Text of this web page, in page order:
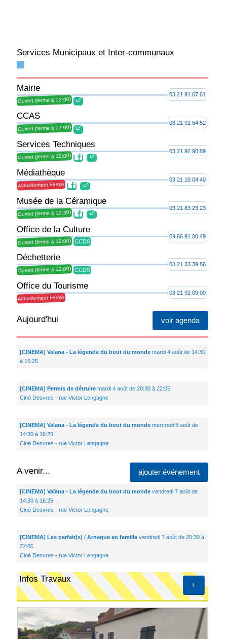
Services Municipaux et Inter-communaux
Mairie
Ouvert (ferme à 12:00)
03 21 91 67 61
CCAS
Ouvert (ferme à 12:00)
03 21 91 64 52
Services Techniques
Ouvert (ferme à 12:00)
03 21 92 90 89
Médiathèque
Actuellement Fermé
03 21 10 04 40
Musée de la Céramique
Ouvert (ferme à 12:30)
03 21 83 23 23
Office de la Culture
Ouvert (ferme à 12:00)
09 66 91 80 49
Déchetterie
Ouvert (ferme à 12:00)
CCDS
03 21 33 39 86
Office du Tourisme
Actuellement Fermé
CCDS
03 21 92 09 09
voir agenda
Aujourd'hui
[CINEMA] Vaïana - La légende du bout du mondemardi 4 août de 14:30
à 16:25
[CINEMA] Permis de détruiremardi 4 août de 20:30 à 22:05
Ciné Desvres - rue Victor Lengagne
[CINEMA] Vaïana - La légende du bout du mondemercredi 5 août de
14:30 à 16:25
Ciné Desvres - rue Victor Lengagne
A venir... ajouter événement
[CINEMA] Vaïana - La légende du bout du mondevendredi 7 août de
14:30 à 16:25
Ciné Desvres - rue Victor Lengagne
[CINEMA] Les parfait(s) / Arnaque en famillevendredi 7 août de 20:30 à
22:05
Ciné Desvres - rue Victor Lengagne
+
Infos Travaux